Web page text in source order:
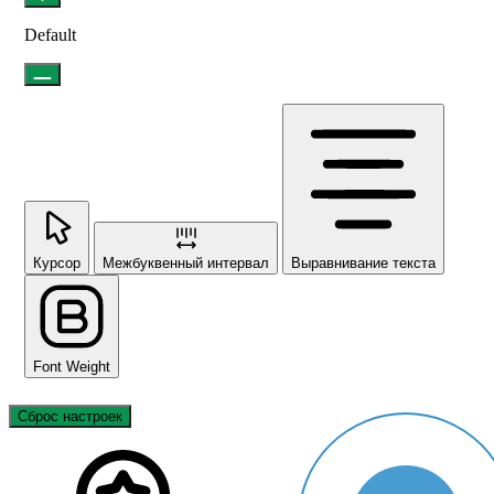
Default
Курсор Межбуквенный интервал Выравнивание текста
Font Weight
Сброс настроек